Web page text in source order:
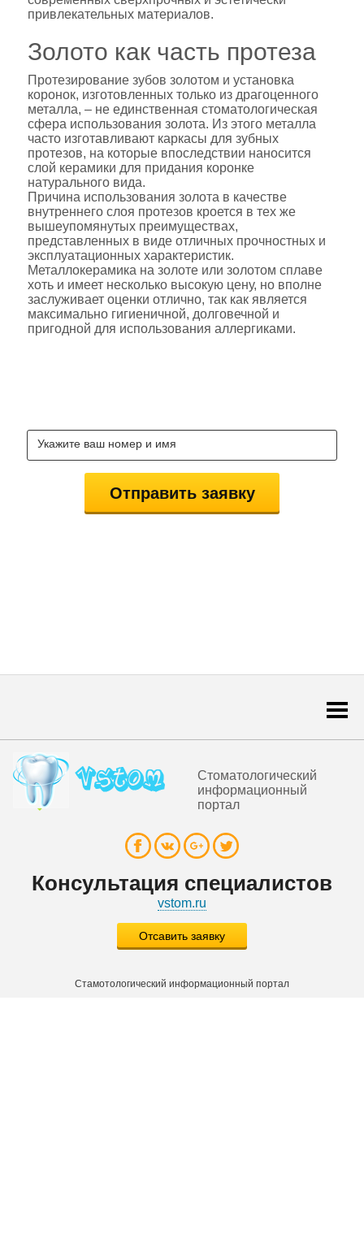
привлекательных материалов.
Золото как часть протеза
Протезирование зубов золотом и установка
коронок, изготовленных только из драгоценного
металла, – не единственная стоматологическая
сфера использования золота. Из этого металла
часто изготавливают каркасы для зубных
протезов, на которые впоследствии наносится
слой керамики для придания коронке
натурального вида.
Причина использования золота в качестве
внутреннего слоя протезов кроется в тех же
вышеупомянутых преимуществах,
представленных в виде отличных прочностных и
эксплуатационных характеристик.
Металлокерамика на золоте или золотом сплаве
хоть и имеет несколько высокую цену, но вполне
заслуживает оценки отлично, так как является
максимально гигиеничной, долговечной и
пригодной для использования аллергиками.
Стоматологический
информационный
портал
Консультация специалистов
vstom.ru
Отсавить заявку
Стамотологический информационный портал